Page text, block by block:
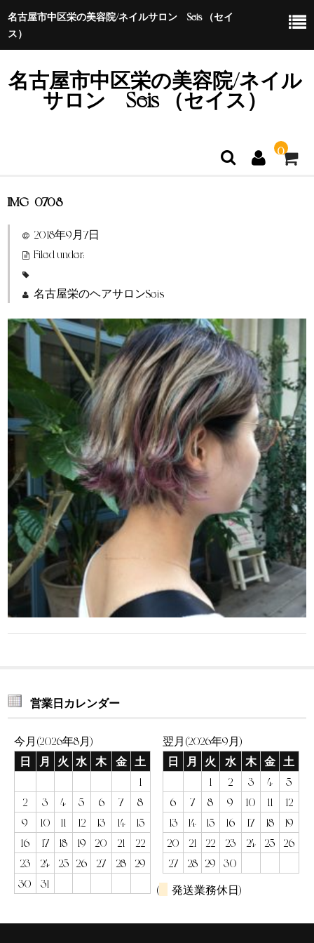
名古屋市中区栄の美容院/ネイルサロン Seis （セイ
ス）
名古屋市中区栄の美容院/ネイル
サロン Seis （セイス）
0
ホーム
特定商取引法に基づく表示
IMG_0708
2018年9月7日
Filed under:
名古屋栄のヘアサロンSeis
営業日カレンダー
今月(2026年8月)
日
月 火 水 木 金
土
1
2
3 4 5 6 7
8
9
10 11 12 13 14
15
16
17 18 19 20 21
22
23
24 25 26 27 28
29
30
31
翌月(2026年9月)
日
月 火 水 木 金
土
1
2 3 4
5
6
7 8 9 10 11
12
13
14 15 16 17 18
19
20
21 22 23 24 25
26
27
28 29
30
(
発送業務休日)